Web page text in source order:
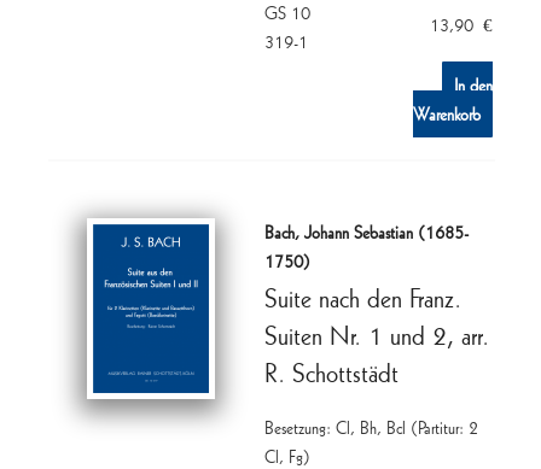
GS 10
319-1
13,90 €
In den
Warenkorb
Bach, Johann Sebastian (1685-
1750)
Suite nach den Franz.
Suiten Nr. 1 und 2, arr.
R. Schottstädt
Besetzung: Cl, Bh, Bcl (Partitur: 2
Cl, Fg)